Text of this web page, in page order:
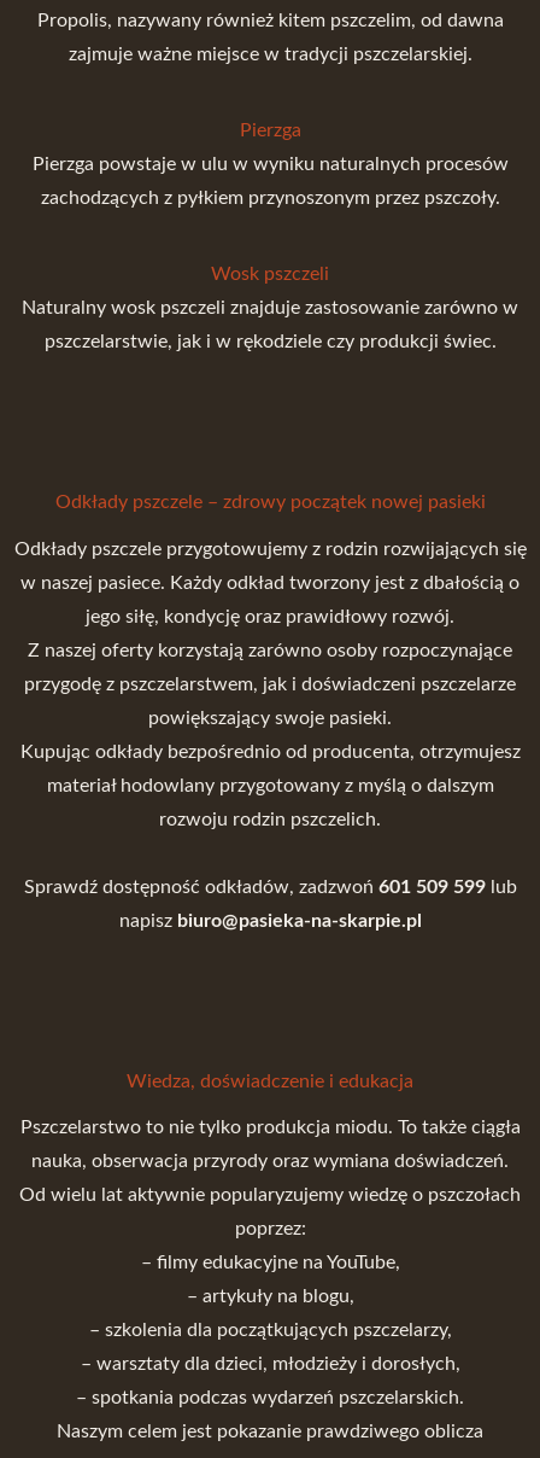
Propolis, nazywany również kitem pszczelim, od dawna
zajmuje ważne miejsce w tradycji pszczelarskiej.
Pierzga
Pierzga powstaje w ulu w wyniku naturalnych procesów
zachodzących z pyłkiem przynoszonym przez pszczoły.
Wosk pszczeli
Naturalny wosk pszczeli znajduje zastosowanie zarówno w
pszczelarstwie, jak i w rękodziele czy produkcji świec.
Odkłady pszczele – zdrowy początek nowej pasieki
Odkłady pszczele przygotowujemy z rodzin rozwijających się
w naszej pasiece. Każdy odkład tworzony jest z dbałością o
jego siłę, kondycję oraz prawidłowy rozwój.
Z naszej oferty korzystają zarówno osoby rozpoczynające
przygodę z pszczelarstwem, jak i doświadczeni pszczelarze
powiększający swoje pasieki.
Kupując odkłady bezpośrednio od producenta, otrzymujesz
materiał hodowlany przygotowany z myślą o dalszym
rozwoju rodzin pszczelich.
Sprawdź dostępność odkładów, zadzwoń 601 509 599lub
napisz biuro@pasieka-na-skarpie.pl
Wiedza, doświadczenie i edukacja
Pszczelarstwo to nie tylko produkcja miodu. To także ciągła
nauka, obserwacja przyrody oraz wymiana doświadczeń.
Od wielu lat aktywnie popularyzujemy wiedzę o pszczołach
poprzez:
– filmy edukacyjne na YouTube,
– artykuły na blogu,
– szkolenia dla początkujących pszczelarzy,
– warsztaty dla dzieci, młodzieży i dorosłych,
– spotkania podczas wydarzeń pszczelarskich.
Naszym celem jest pokazanie prawdziwego oblicza